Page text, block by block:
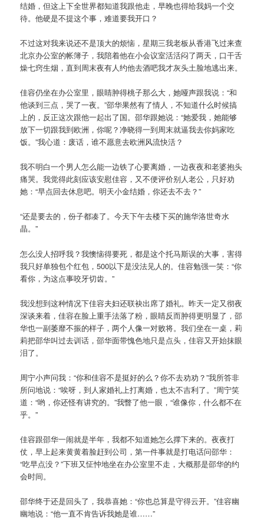
结婚，但这上下全世界都知道我跟他走，早晚也得给我妈一个交
待。他硬是不提这个事，难道要我开口？
不过这对我来说还不是顶大的烦恼，星期三我老板从香港飞过来查
北京办公室的帐簿子，我陪着他在小会议室活活闷了两天，口干舌
燥七窍生烟，直到周末夜有人约他去酒吧我才灰头土脸地逃出来。
佳容仍坐在办公室里，眼睛肿得桃子那么大，她哑声跟我说：“和
他谈到三点，哭了一夜。”邵华果然有了情人，不知道什么时候搞
上的，反正这次跟他一起出了国。邵华跟她说：“她爱我，她能够
放下一切跟我到欧洲，你呢？净晓得一到周末就逼我去你妈家吃
饭。”我心道：废话，谁不愿意去欧洲风流快活？
我不明白一个男人怎么能一边铁了心要离婚，一边夜夜和老婆抱头
痛哭。我觉得此刻应该安慰佳容，又不便评价别人老公，只好劝
她：“早点回去休息吧。明天小金结婚，你还去不去？”
“还是要去的，份子都凑了。今天下午去楼下买的施华洛世奇水
晶。”
怎么没人招呼我？我懊恼得要死，都是这个托马斯误的大事，害得
我只好单独包个红包，500以下是没法见人的。佳容勉强一笑：“你
看你，为这点事咬牙切齿。”
我没想到这种情况下佳容夫妇还联袂出席了婚礼。昨天一定又彻夜
深谈来着，佳容在脸上重手法落了粉，眼睛反而肿得更明显了，邵
华也一副萎靡不振的样子，两个人像一对败将。我们坐在一桌，莉
莉把邵华叫过去训话，邵华面带愧色地只是点头，佳容又开始抹眼
泪了。
周宁小声问我：“你和佳容不是挺好的么？你不去劝劝？”我所答非
所问地说：“唉呀，到人家婚礼上打离婚，也太不吉利了。”周宁笑
道：“哟，你还怪有讲究的。”我瞥了他一眼，“谁像你，什么都不在
乎。”
佳容跟邵华一闹就是半年，我都不知道她怎么撑下来的。夜夜打
仗，早上起来黄黄着脸赶到公司，第一件事就是打电话问邵华：
“吃早点没？”下班又怔忡地坐在办公室里不走，大概那是邵华的约
会时间。
邵华终于还是回头了，我恭喜她：“你也总算是守得云开。”佳容幽
幽地说：“他一直不肯告诉我她是谁……”